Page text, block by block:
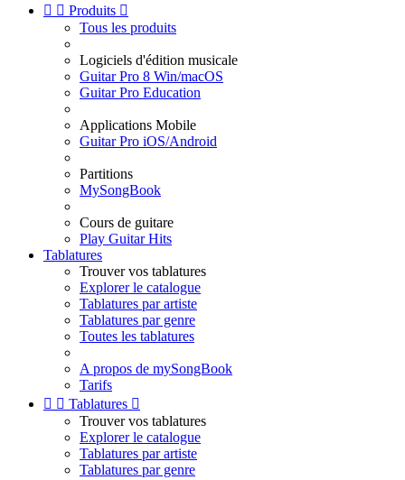
  Produits 
Tous les produits
Logiciels d'édition musicale
Guitar Pro 8 Win/macOS
Guitar Pro Education
Applications Mobile
Guitar Pro iOS/Android
Partitions
MySongBook
Cours de guitare
Play Guitar Hits
Tablatures
Trouver vos tablatures
Explorer le catalogue
Tablatures par artiste
Tablatures par genre
Toutes les tablatures
A propos de mySongBook
Tarifs
  Tablatures 
Trouver vos tablatures
Explorer le catalogue
Tablatures par artiste
Tablatures par genre